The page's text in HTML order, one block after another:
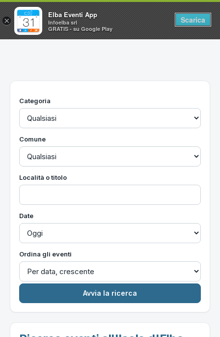
Home
Utilità
Categoria
Comune
Località o titolo
Date
Ordina gli eventi
×
Elba Eventi App
Infoelba srl
GRATIS - su Google Play
Scarica